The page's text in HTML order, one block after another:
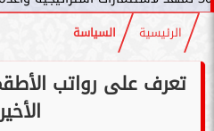
الرئيسية السياسة
تعرف على رواتب